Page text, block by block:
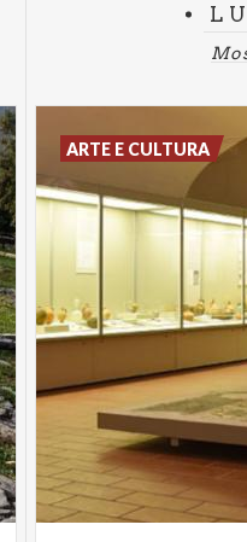
ARTE E CULTURA